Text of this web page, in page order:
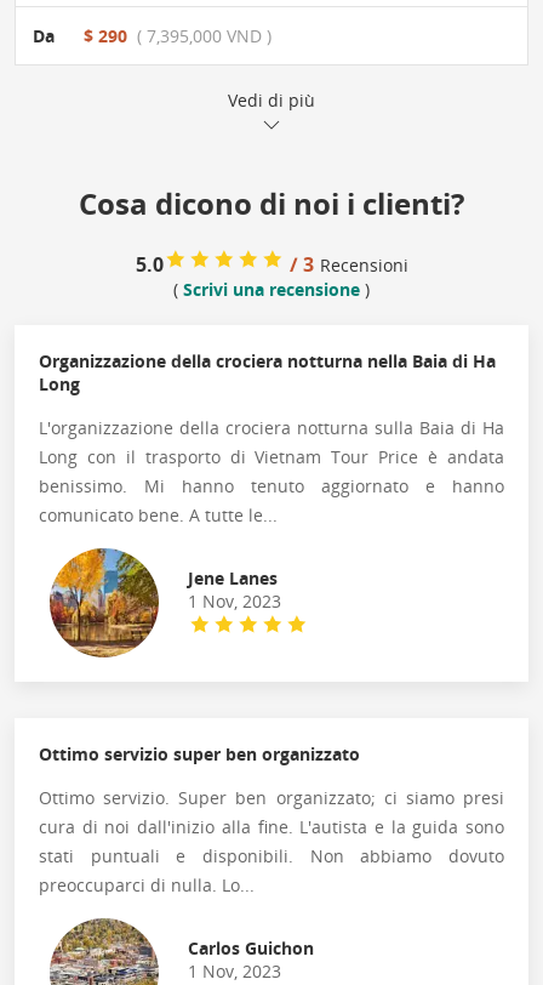
Da $ 290 ( 7,395,000 VND )
Vedi di più
Cosa dicono di noi i clienti?
5.0 / 3 Recensioni
( Scrivi una recensione )
Organizzazione della crociera notturna nella Baia di Ha
Long
L'organizzazione della crociera notturna sulla Baia di Ha
Long con il trasporto di Vietnam Tour Price è andata
benissimo. Mi hanno tenuto aggiornato e hanno
comunicato bene. A tutte le...
Jene Lanes
1 Nov, 2023
Ottimo servizio super ben organizzato
Ottimo servizio. Super ben organizzato; ci siamo presi
cura di noi dall'inizio alla fine. L'autista e la guida sono
stati puntuali e disponibili. Non abbiamo dovuto
preoccuparci di nulla. Lo...
Carlos Guichon
1 Nov, 2023